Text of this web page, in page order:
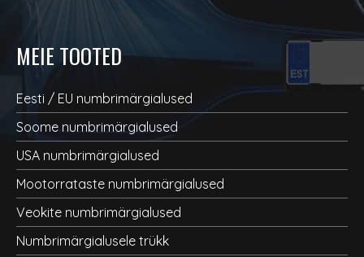
MEIE TOOTED
Eesti / EU numbrimärgialused
Soome numbrimärgialused
USA numbrimärgialused
Mootorrataste numbrimärgialused
Veokite numbrimärgialused
Numbrimärgialusele trükk